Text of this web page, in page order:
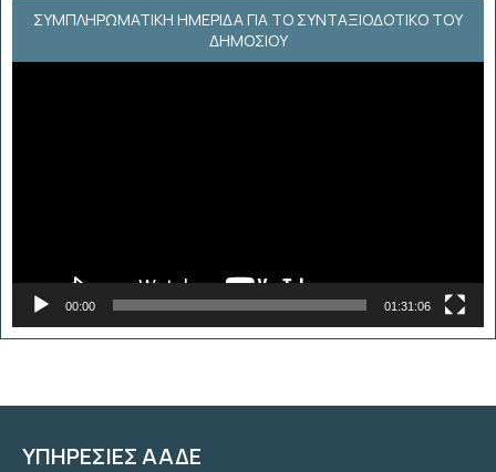
ΣΥΜΠΛΗΡΩΜΑΤΙΚΗ ΗΜΕΡΙΔΑ ΓΙΑ ΤΟ ΣΥΝΤΑΞΙΟΔΟΤΙΚΟ ΤΟΥ
ΔΗΜΟΣΙΟΥ
00:00 01:31:06
ΥΠΗΡΕΣΙΕΣ ΑΑΔΕ